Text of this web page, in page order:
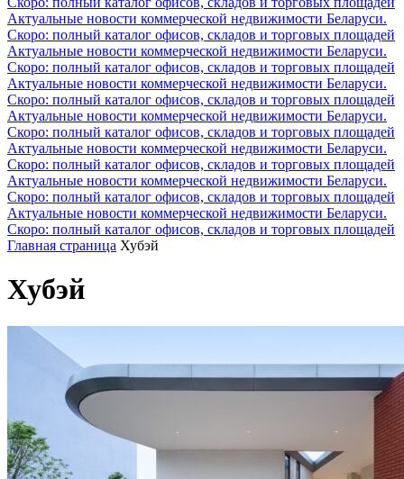
Актуальные новости коммерческой недвижимости Беларуси.
Скоро: полный каталог офисов, складов и торговых площадей
Актуальные новости коммерческой недвижимости Беларуси.
Скоро: полный каталог офисов, складов и торговых площадей
Актуальные новости коммерческой недвижимости Беларуси.
Скоро: полный каталог офисов, складов и торговых площадей
Актуальные новости коммерческой недвижимости Беларуси.
Скоро: полный каталог офисов, складов и торговых площадей
Актуальные новости коммерческой недвижимости Беларуси.
Скоро: полный каталог офисов, складов и торговых площадей
Актуальные новости коммерческой недвижимости Беларуси.
Скоро: полный каталог офисов, складов и торговых площадей
Актуальные новости коммерческой недвижимости Беларуси.
Скоро: полный каталог офисов, складов и торговых площадей
Главная страница Хубэй
Хубэй